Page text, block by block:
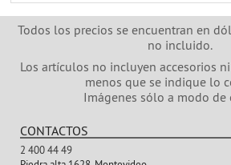
Todos los precios se encuentran en
no incluido.
Los artículos no incluyen accesorios
menos que se indique lo
Imágenes sólo a modo de
CONTACTOS
2 400 44 49